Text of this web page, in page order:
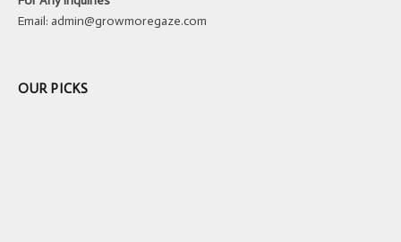
Email: admin@growmoregaze.com
OUR PICKS